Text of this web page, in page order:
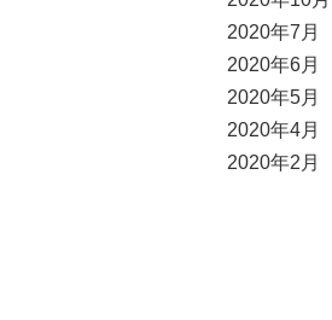
2020年7月
2020年6月
2020年5月
2020年4月
2020年2月